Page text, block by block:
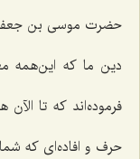
حضرت موسی بن جعفر،
دین ما که این‌همه
فرموده‌اند که تا
حرف و افاده‌ای که شما